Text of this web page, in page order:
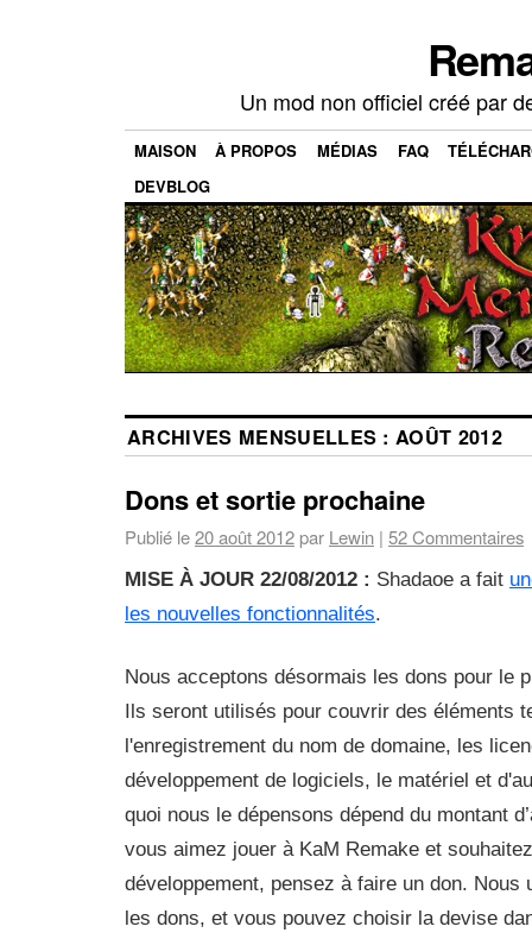
Un mod non officiel créé par
MAISON À PROPOS MÉDIAS FAQ
DEVBLOG
ARCHIVES MENSUELLES : AOÛT 2012
Dons et sortie prochaine
Publié le20 août 2012 par Lewin | 52 Commentaires
MISE À JOUR 22/08/2012 : Shadaoe a fait
les nouvelles fonctionnalités.
Nous acceptons désormais les dons pour le
Ils seront utilisés pour couvrir des éléments
l'enregistrement du nom de domaine, les
développement de logiciels, le matériel et
quoi nous le dépensons dépend du montant
vous aimez jouer à KaM Remake et
développement, pensez à faire un don. Nous
les dons, et vous pouvez choisir la devise